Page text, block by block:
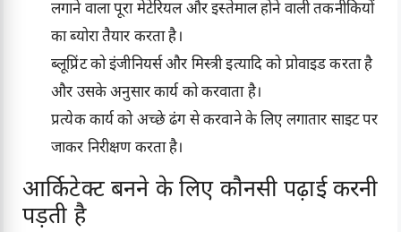
लगाने वाला पूरा मेटेरियल और इस्तेमाल होने वाली तकनीकियों
का ब्योरा तैयार करता है।
ब्लूप्रिंट को इंजीनियर्स और मिस्त्री इत्यादि को प्रोवाइड करता है
और उसके अनुसार कार्य को करवाता है।
प्रत्येक कार्य को अच्छे ढंग से करवाने के लिए लगातार साइट पर
जाकर निरीक्षण करता है।
आर्किटेक्ट बनने के लिए कौनसी पढ़ाई करनी
पड़ती है